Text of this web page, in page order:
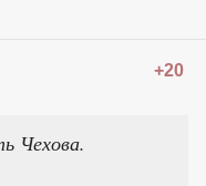
+20
Чехова.